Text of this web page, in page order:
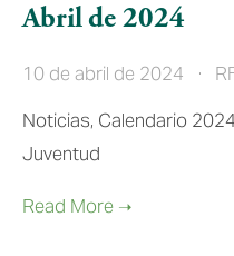
Abril de 2024
10 de abril de 2024
Noticias, Calendario
Juventud